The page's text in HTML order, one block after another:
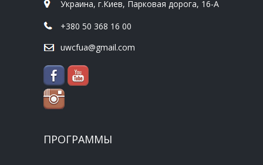
Украина, г.Киев, Парковая дорога, 16-А
+380 50 368 16 00
uwcfua@gmail.com
ПРОГРАММЫ